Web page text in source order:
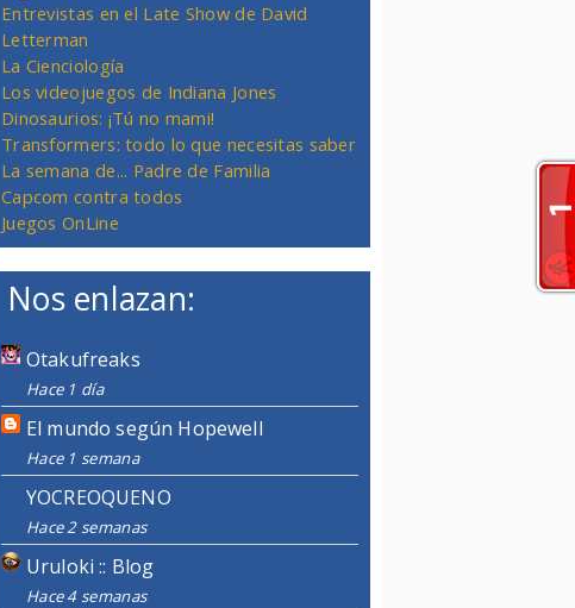
Entrevistas en el Late Show de David
Letterman
La Cienciología
Los videojuegos de Indiana Jones
Dinosaurios: ¡Tú no mami!
Transformers: todo lo que necesitas saber
La semana de... Padre de Familia
Capcom contra todos
Juegos OnLine
Nos enlazan:
Otakufreaks
Hace 1 día
El mundo según Hopewell
Hace 1 semana
YOCREOQUENO
Hace 2 semanas
Uruloki :: Blog
Hace 4 semanas